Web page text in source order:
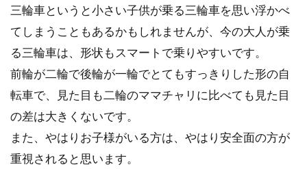
「ブレーキ交換...
クロスバイクが欲しい！メーカー別
渋いモデルをピックアップ
クロスバイクは初心者でも女性でも、スポーツ
自転車の中ではかなりハードルが低くとっつき
やすい自転車だ...
三輪車というと小さい子供が乗る三輪車を思い浮かべ
てしまうこともあるかもしれませんが、今の大人が乗
る三輪車は、形状もスマートで乗りやすいです。
前輪が二輪で後輪が一輪でとてもすっきりした形の自
転車で、見た目も二輪のママチャリに比べても見た目
の差は大きくないです。
また、やはりお子様がいる方は、やはり安全面の方が
重視されると思います。